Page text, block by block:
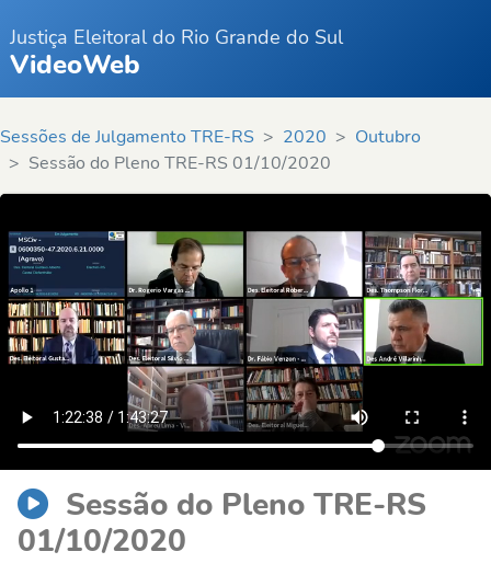
Justiça Eleitoral do Rio Grande do Sul
VideoWeb
Sessões de Julgamento TRE-RS 2020
Outubro
Sessão do Pleno TRE-RS 01/10/2020
Sessão do Pleno TRE-RS
01/10/2020